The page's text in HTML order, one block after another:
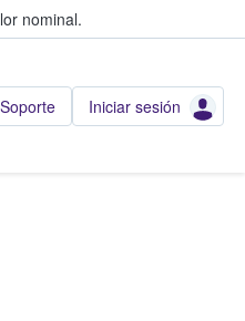
nominal.
Soporte Iniciar sesión